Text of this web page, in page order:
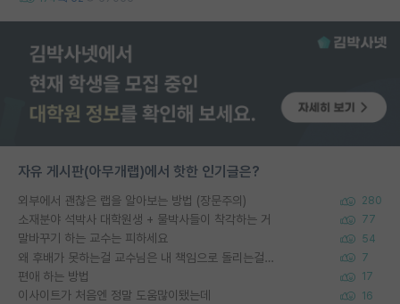
자유 게시판(아무개랩)에서 핫한 인기글은?
외부에서 괜찮은 랩을 알아보는 방법 (장문주의) 280
소재분야 석박사 대학원생 + 물박사들이 착각하는 거 77
말바꾸기 하는 교수는 피하세요 54
왜 후배가 못하는걸 교수님은 내 책임으로 돌리는걸까요? 7
편애 하는 방법 17
이사이트가 처음엔 정말 도움많이됐는데 16